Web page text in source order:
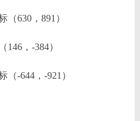
630，891）
，-384）
-644，-921）